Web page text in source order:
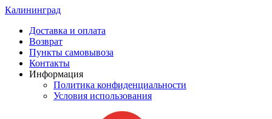
Калининград
Доставка и оплата
Возврат
Пункты самовывоза
Контакты
Информация
Политика конфиденциальности
Условия использования